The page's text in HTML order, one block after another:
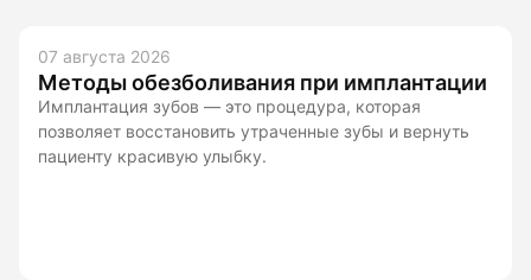
07 августа 2026
Методы обезболивания при имплантации
Имплантация зубов — это процедура, которая
позволяет восстановить утраченные зубы и вернуть
пациенту красивую улыбку.